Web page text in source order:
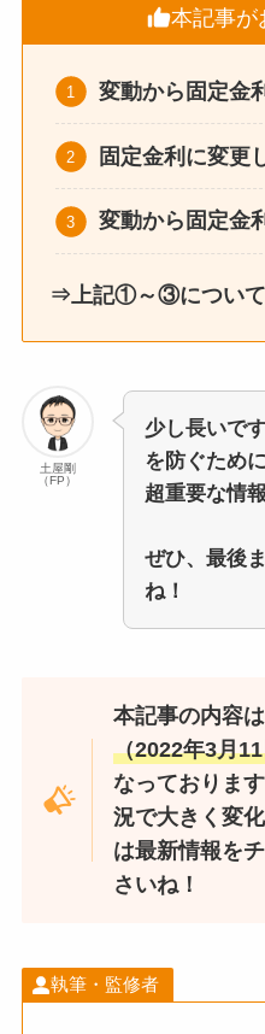
本記事が
変動から固定金
固定金利に変更
変動から固定金
⇒上記①～③について
土屋剛
（FP）
少し長いで
を防ぐため
超重要な情報
ぜひ、最後
ね！
本記事の内容
（2022年3月
なっておりま
況で大きく変
は最新情報を
さいね！
執筆・監修者